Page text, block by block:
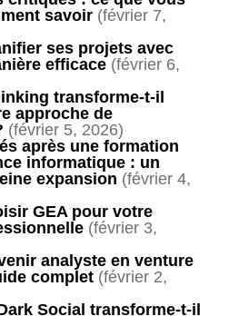
savoir (février 7,
ses projets avec
efficace (février 6,
transforme-t-il
approche de
(février 5, 2026)
après une formation
informatique : un
expansion (février 4,
GEA pour votre
(février 3,
analyste en venture
complet (février 2,
Social transforme-t-il